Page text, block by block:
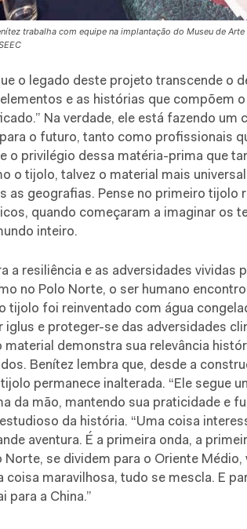
trabalha com equipe na implantação do Museu de Arte
o legado deste projeto transcende o
e as histórias que compõem
Na verdade, ele está fazendo um
o futuro, tanto como profissionais
o privilégio dessa matéria-prima que
o tijolo, talvez o material mais
as geografias. Pense no primeiro tijolo
quando começaram a imaginar os
inteiro.
a resiliência e as adversidades vividas
no Polo Norte, o ser humano
tijolo foi reinventado com água
iglus e proteger-se das adversidades
material demonstra sua relevância
Benítez lembra que, desde a
permanece inalterada. “Ele segue
da mão, mantendo sua praticidade e
da história. “Uma coisa
aventura. É a primeira onda, a
se dividem para o Oriente Médio,
coisa maravilhosa, tudo se mescla. E
para a China.”